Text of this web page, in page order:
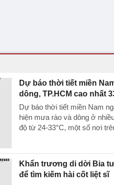
Dự báo thời tiết miền
dông, TP.HCM cao nhất
Dự báo thời tiết miền Nam
hiện mưa rào và dông ở
độ từ 24-33°C, một số nơi
Khẩn trương di dời Bia
để tìm kiếm hài cốt liệt sĩ